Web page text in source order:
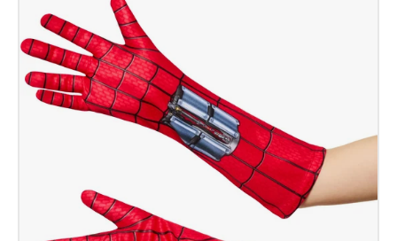
Day“
–
Deluxe-
Kostüm
Kinder